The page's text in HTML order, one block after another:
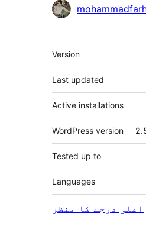
میٹا
Version
Last updated
Active installations
WordPress version
Tested up to
Languages
اعلی درجے کا منظر